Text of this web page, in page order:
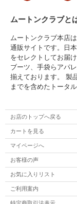
ムートンクラブと
ムートンクラブ本店
通販サイトです。日
をセレクトしてお届
ブーツ、手袋らアパ
揃えております。 製
までを含めたトータ
お店のトップへ戻る
カートを見る
マイページへ
お客様の声
お気に入りリスト
ご利用案内